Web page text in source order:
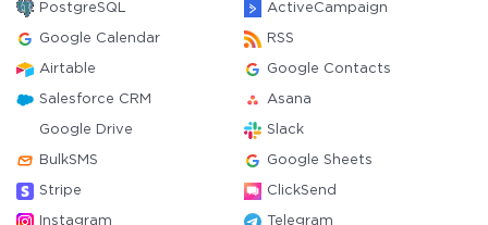
PostgreSQL ActiveCampaign
Google Calendar RSS
Airtable Google Contacts
Salesforce CRM Asana
Google Drive Slack
BulkSMS Google Sheets
Stripe ClickSend
Instagram Telegram